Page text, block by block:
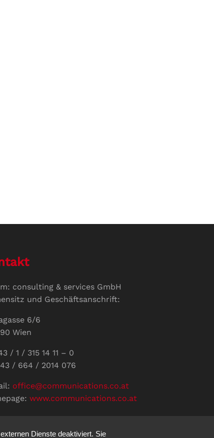
consulting & services GmbH
und Geschäftsanschrift:
6/6
Wien
/ 1 / 315 14 11 – 0
/ 664 / 2014 076
office@communications.co.at
www.communications.co.at
Geschäftsführerin:
Dienste deaktiviert. Sie